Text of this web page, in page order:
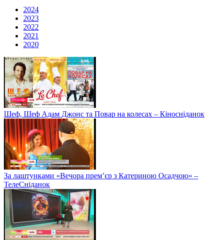
2024
2023
2022
2021
2020
Шеф, Шеф Адам Джонс та Повар на колесах – Кіносніданок
За лаштунками «Вечора прем’єр з Катериною Осадчою» –
ТелеСніданок